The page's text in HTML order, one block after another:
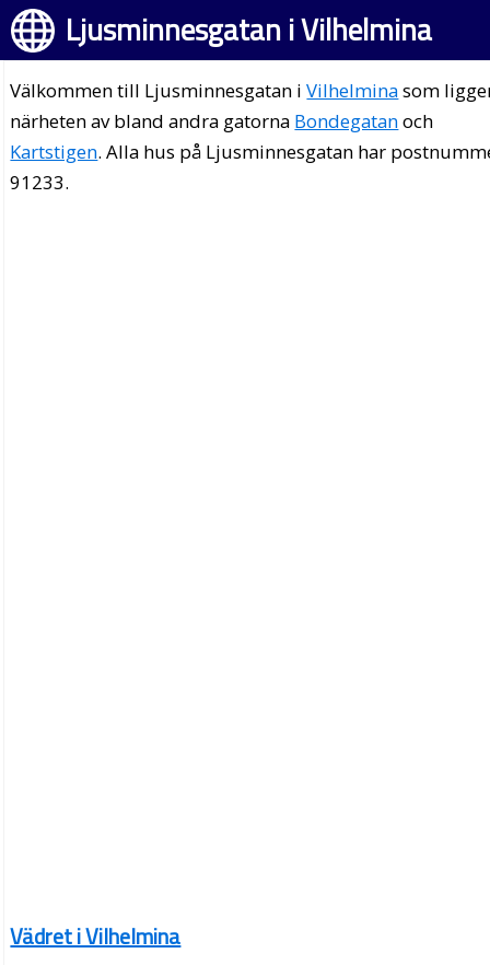
Ljusminnesgatan i Vilhelmina
Välkommen till Ljusminnesgatan iVilhelminasom
närheten av bland andra gatorna Bondegatanoch
Kartstigen. Alla hus på Ljusminnesgatan har
91233.
Vädret i Vilhelmina